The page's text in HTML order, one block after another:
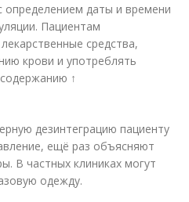
определением даты и времени
Пациентам
средства,
крови и употреблять
↑
дезинтеграцию пациенту
ещё раз объясняют
В частных клиниках могут
одежду.